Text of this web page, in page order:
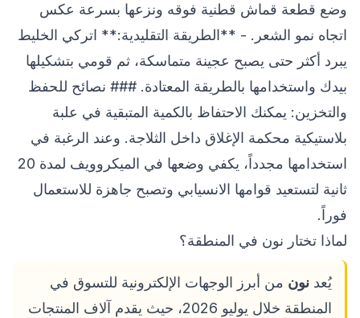
وضع قطعة قماش قطنية فوقه ونزعها بسرعة عكس
اتجاه نمو الشعر. - **الطريقة التقليدية:** اتركي الخليط
يبرد أكثر حتى يصبح عجينة متماسكة، ثم قومي بتشكيلها
بيدك واستخدامها بالطريقة المعتادة. ### نصائح للحفظ
والتخزين: يمكنك الاحتفاظ بالكمية المتبقية في علبة
بلاستيكية محكمة الإغلاق داخل الثلاجة. وعند الرغبة في
استخدامها مجدداً، يكفي وضعها في الميكروويف لمدة 20
ثانية لتستعيد قوامها الانسيابي وتصبح جاهزة للاستعمال
فوراً.
لماذا تختار نون في المنطقة؟
يُعد نون من أبرز الوجهات الإلكترونية للتسوق في
المنطقة خلال يوليو 2026، حيث يقدم آلاف المنتجات